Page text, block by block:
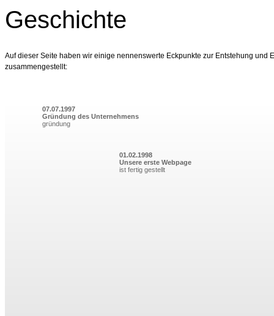
Geschichte
Auf dieser Seite haben wir einige nennenswerte Eckpunkte zur Entstehung und
zusammengestellt: